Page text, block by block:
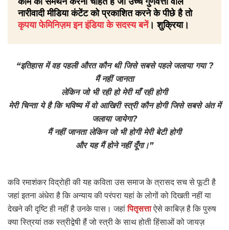
नारीवादी मीडिया कंटेंट को प्रकाशित करने के पीछे है तो
कृपया फेमिनिज़म इन इंडिया के सदस्य बनें। शुक्रिया।
“इतिहास में वह पहली औरत कौन थी जिसे सबसे पहले जलाया गया ?
मैं नहीं जानता
लेकिन जो भी रही हो मेरी माँ रही होगी
मेरी चिन्ता ये है कि भविष्य में वो आखिरी स्त्री कौन होगी जिसे सबसे अंत में
जलाया जायेगा?
मैं नहीं जानता लेकिन जो भी होगी मेरी बेटी होगी
और यह मैं होने नहीं दूँगा।”
कवि रमाशंकर विद्रोही की यह कविता उस समाज के त्रासद सच से फूटी है
जहां इतना अंधेरा है कि अन्याय की परंपरा यहां के लोगों को दिखती नहीं या
देखने की दृष्टि ही नहीं है उनके पास। जहांपितृसत्ताऐसे काबिज़ है कि पुरुष
क्या स्त्रियां तक स्त्रीद्वेषी हैं जो स्त्री के साथ होती हिंसाओं को जायज़